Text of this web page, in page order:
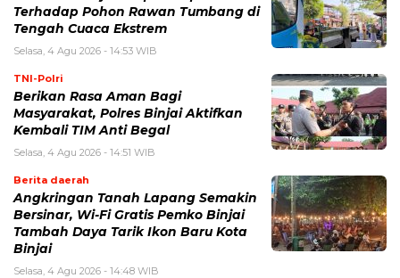
Terhadap Pohon Rawan Tumbang di
Tengah Cuaca Ekstrem
Selasa, 4 Agu 2026 - 14:53 WIB
TNI-Polri
Berikan Rasa Aman Bagi
Masyarakat, Polres Binjai Aktifkan
Kembali TIM Anti Begal
Selasa, 4 Agu 2026 - 14:51 WIB
Berita daerah
Angkringan Tanah Lapang Semakin
Bersinar, Wi-Fi Gratis Pemko Binjai
Tambah Daya Tarik Ikon Baru Kota
Binjai
Selasa, 4 Agu 2026 - 14:48 WIB